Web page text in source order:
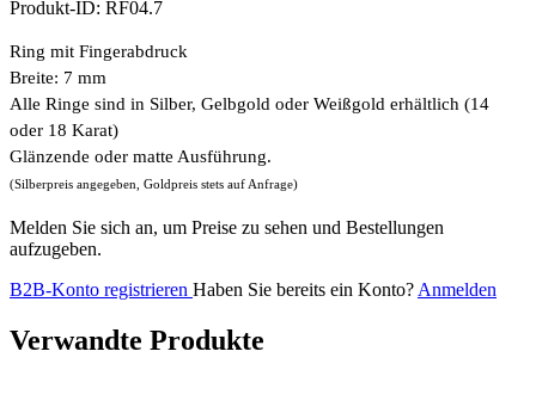
Produkt-ID: RF04.7
Ring mit Fingerabdruck
Breite: 7 mm
Alle Ringe sind in Silber, Gelbgold oder Weißgold erhältlich (14
oder 18 Karat)
Glänzende oder matte Ausführung.
(Silberpreis angegeben, Goldpreis stets auf Anfrage)
Melden Sie sich an, um Preise zu sehen und Bestellungen
aufzugeben.
B2B-Konto registrieren Haben Sie bereits ein Konto? Anmelden
Verwandte Produkte